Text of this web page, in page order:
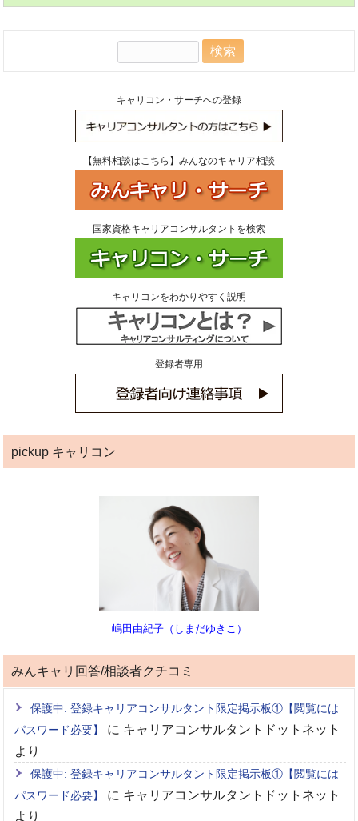
キャリコン・サーチへの登録
【無料相談はこちら】みんなのキャリア相談
国家資格キャリアコンサルタントを検索
キャリコンをわかりやすく説明
登録者専用
pickup キャリコン
嶋田由紀子（しまだゆきこ）
みんキャリ回答/相談者クチコミ
保護中: 登録キャリアコンサルタント限定掲示板①【閲覧には
パスワード必要】
に キャリアコンサルタントドットネット
より
保護中: 登録キャリアコンサルタント限定掲示板①【閲覧には
パスワード必要】
に キャリアコンサルタントドットネット
より